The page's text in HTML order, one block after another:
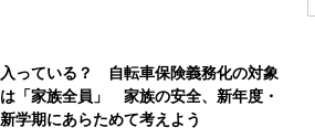
入っている？ 自転車保険義務化の対象
は「家族全員」 家族の安全、新年度・
新学期にあらためて考えよう